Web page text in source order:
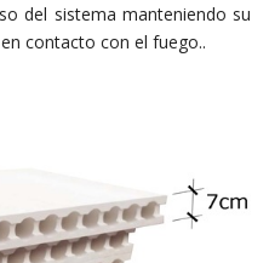
del sistema manteniendo su
contacto con el fuego..